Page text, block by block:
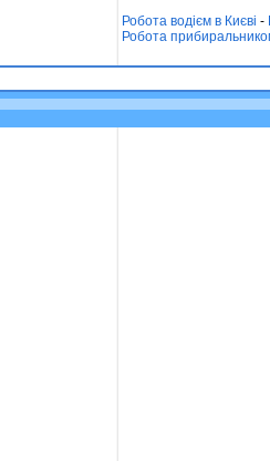
Робота водієм в Києві -
Робота